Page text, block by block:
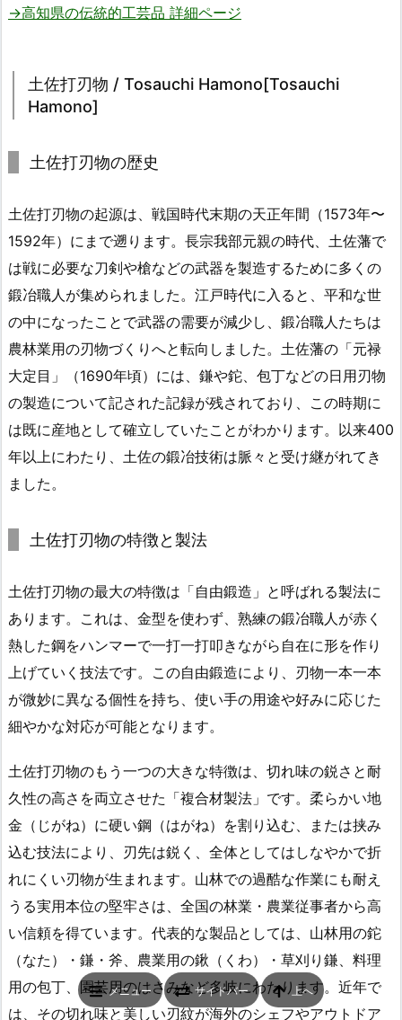
→高知県の伝統的工芸品 詳細ページ
土佐打刃物 / Tosauchi Hamono[Tosauchi
Hamono]
土佐打刃物の歴史
土佐打刃物の起源は、戦国時代末期の天正年間（1573年〜
1592年）にまで遡ります。長宗我部元親の時代、土佐藩で
は戦に必要な刀剣や槍などの武器を製造するために多くの
鍛冶職人が集められました。江戸時代に入ると、平和な世
の中になったことで武器の需要が減少し、鍛冶職人たちは
農林業用の刃物づくりへと転向しました。土佐藩の「元禄
大定目」（1690年頃）には、鎌や鉈、包丁などの日用刃物
の製造について記された記録が残されており、この時期に
は既に産地として確立していたことがわかります。以来400
年以上にわたり、土佐の鍛冶技術は脈々と受け継がれてき
ました。
土佐打刃物の特徴と製法
土佐打刃物の最大の特徴は「自由鍛造」と呼ばれる製法に
あります。これは、金型を使わず、熟練の鍛冶職人が赤く
熱した鋼をハンマーで一打一打叩きながら自在に形を作り
上げていく技法です。この自由鍛造により、刃物一本一本
が微妙に異なる個性を持ち、使い手の用途や好みに応じた
細やかな対応が可能となります。
土佐打刃物のもう一つの大きな特徴は、切れ味の鋭さと耐
久性の高さを両立させた「複合材製法」です。柔らかい地
金（じがね）に硬い鋼（はがね）を割り込む、または挟み
込む技法により、刃先は鋭く、全体としてはしなやかで折
れにくい刃物が生まれます。山林での過酷な作業にも耐え
うる実用本位の堅牢さは、全国の林業・農業従事者から高
い信頼を得ています。代表的な製品としては、山林用の鉈
（なた）・鎌・斧、農業用の鍬（くわ）・草刈り鎌、料理
用の包丁、園芸用のはさみなど多岐にわたります。近年で
は、その切れ味と美しい刃紋が海外のシェフやアウトドア
メニュー サイドバー 上へ